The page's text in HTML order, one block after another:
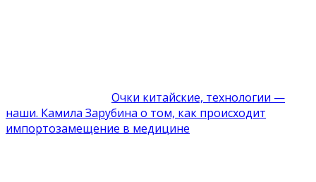
Очки китайские, технологии —
наши. Камила Зарубина о том, как происходит
импортозамещение в медицине